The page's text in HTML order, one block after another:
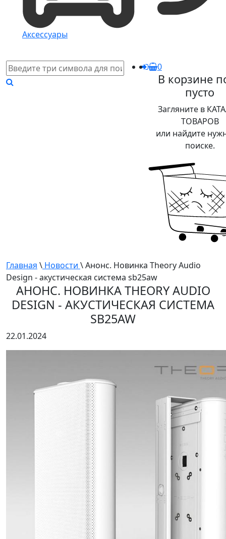
Аксессуары
0
В корзине
пусто
Загляните в
ТОВАРОВ
или найдите
поиске.
Главная \ Новости \ Анонс. Новинка Theory Audio
Design - акустическая система sb25aw
АНОНС. НОВИНКА THEORY AUDIO
DESIGN - АКУСТИЧЕСКАЯ СИСТЕМА
SB25AW
22.01.2024